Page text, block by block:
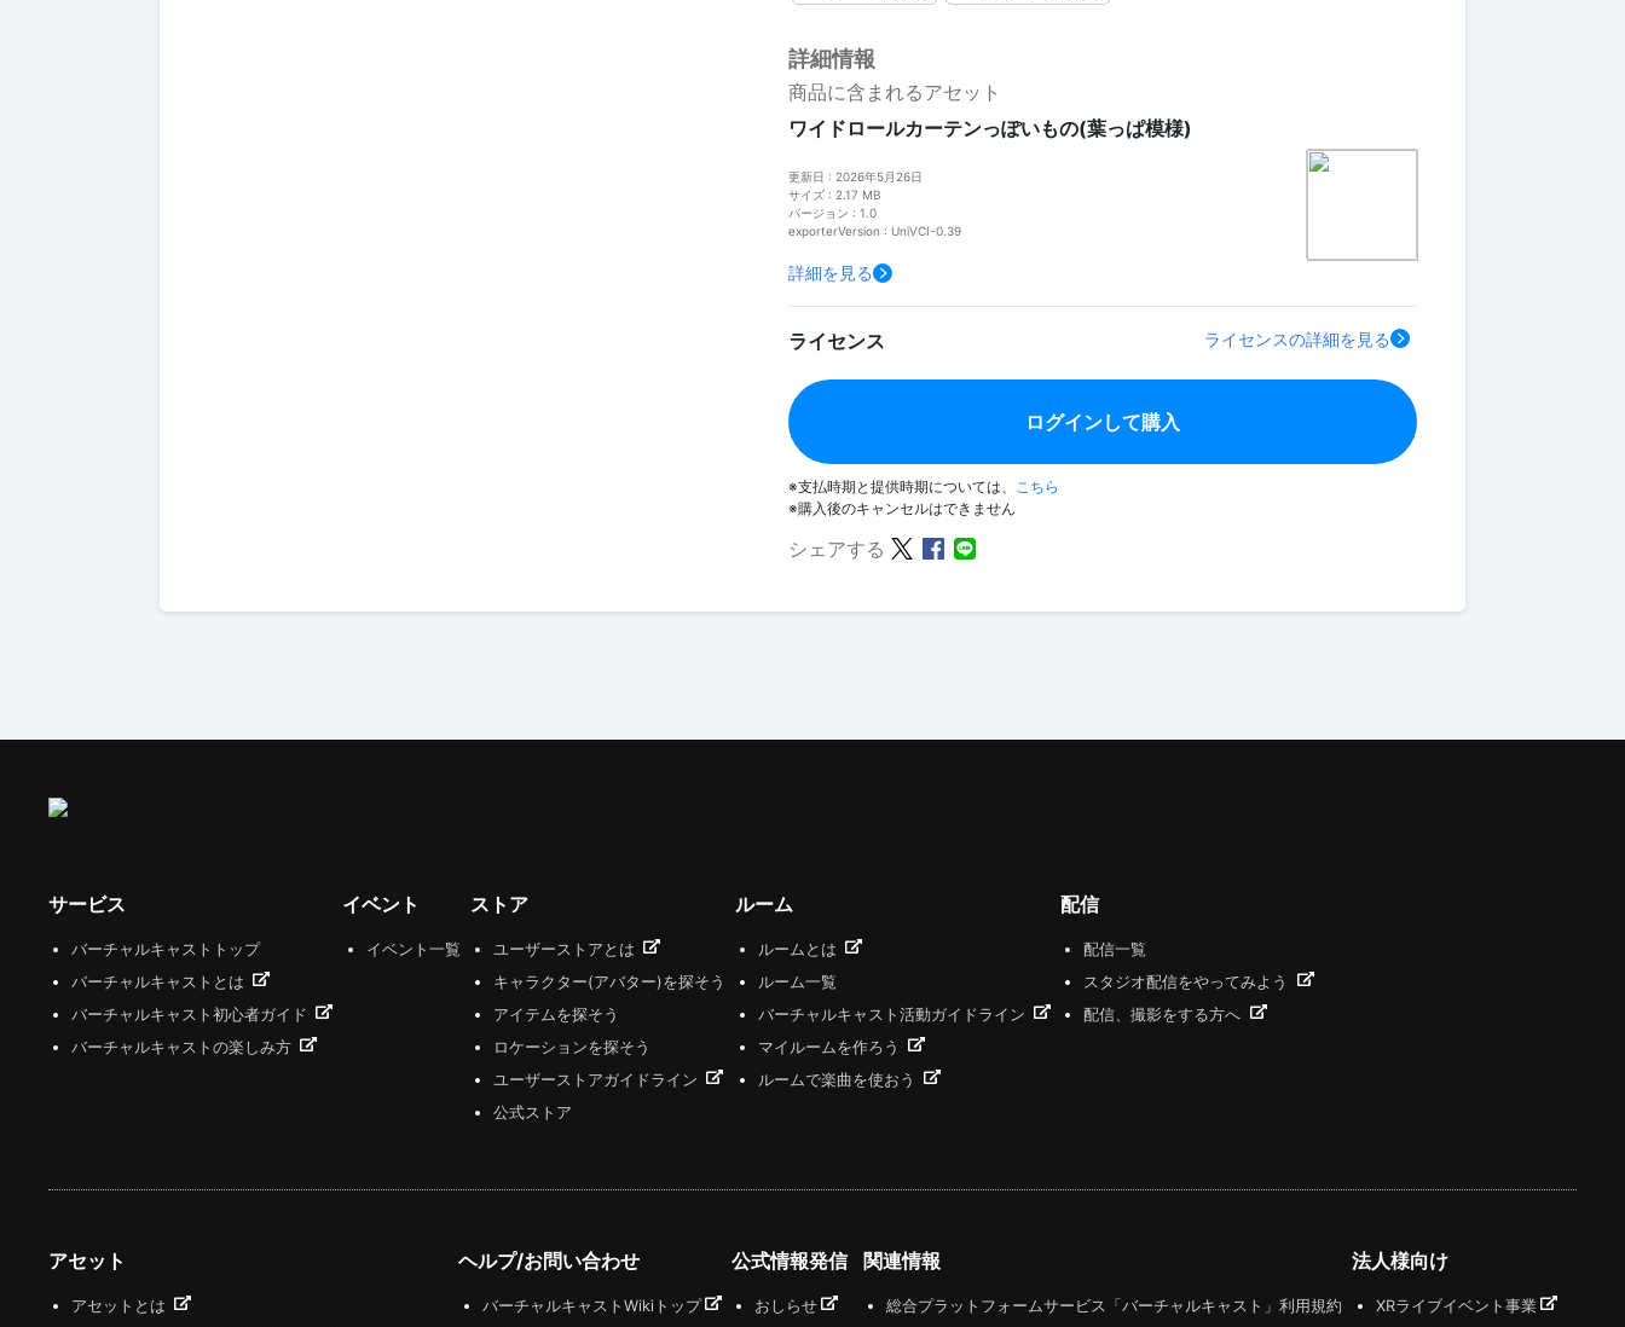
詳細情報
商品に含まれるアセット
ワイドロールカーテンっぽいもの(葉っぱ模様)
更新日 : 2026年5月26日
サイズ : 2.17 MB
バージョン : 1.0
exporterVersion : UniVCI-0.39
詳細を見る
ライセンス ライセンスの詳細を見る
ログインして購入
※支払時期と提供時期については、
こちら
※購入後のキャンセルはできません
シェアする
サービス
バーチャルキャストトップ
バーチャルキャストとは
バーチャルキャスト初心者ガイド
バーチャルキャストの楽しみ方
イベント
イベント一覧
ストア
ユーザーストアとは
キャラクター(アバター)を探そう
アイテムを探そう
ロケーションを探そう
ユーザーストアガイドライン
公式ストア
ルーム
ルームとは
ルーム一覧
バーチャルキャスト活動ガイドライン
マイルームを作ろう
ルームで楽曲を使おう
配信
配信一覧
スタジオ配信をやってみよう
配信、撮影をする方へ
アセット
アセットとは
ヘルプ/お問い合わせ
バーチャルキャストWikiトップ
公式情報発信
おしらせ
関連情報
総合プラットフォームサービス「バーチャルキャスト」利用規約
法人様向け
XRライブイベント事業